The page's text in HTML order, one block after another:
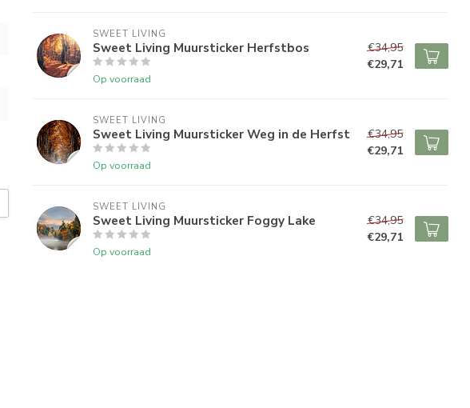
SWEET LIVING
Sweet Living Muursticker Herfstbos
Op voorraad
€34,95
€29,71
SWEET LIVING
Sweet Living Muursticker Weg in de Herfst
Op voorraad
€34,95
€29,71
SWEET LIVING
Sweet Living Muursticker Foggy Lake
Op voorraad
€34,95
€29,71